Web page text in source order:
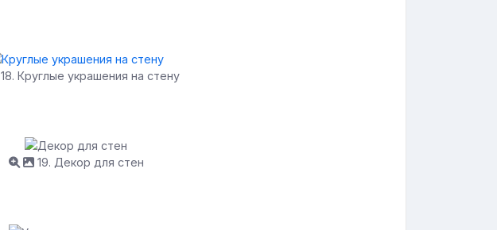
18. Круглые украшения на стену
19. Декор для стен